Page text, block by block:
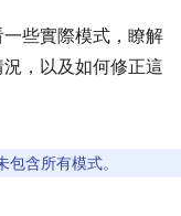
些實際模式，瞭解
，以及如何修正這
含所有模式。